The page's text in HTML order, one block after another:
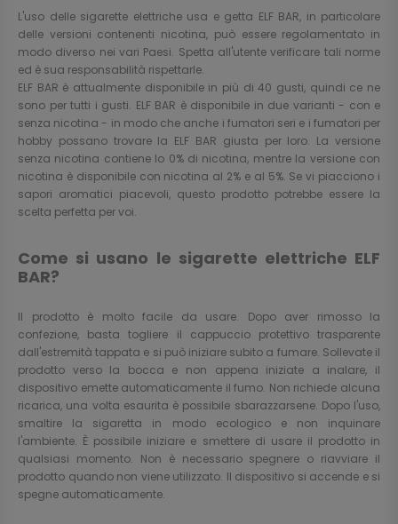
L'uso delle sigarette elettriche usa e getta ELF BAR, in particolare
delle versioni contenenti nicotina, può essere regolamentato in
modo diverso nei vari Paesi. Spetta all'utente verificare tali norme
ed è sua responsabilità rispettarle.
ELF BAR è attualmente disponibile in più di 40 gusti, quindi ce ne
sono per tutti i gusti. ELF BAR è disponibile in due varianti - con e
senza nicotina - in modo che anche i fumatori seri e i fumatori per
hobby possano trovare la ELF BAR giusta per loro. La versione
senza nicotina contiene lo 0% di nicotina, mentre la versione con
nicotina è disponibile con nicotina al 2% e al 5%. Se vi piacciono i
sapori aromatici piacevoli, questo prodotto potrebbe essere la
scelta perfetta per voi.
Come si usano le sigarette elettriche ELF
BAR?
Il prodotto è molto facile da usare. Dopo aver rimosso la
confezione, basta togliere il cappuccio protettivo trasparente
dall'estremità tappata e si può iniziare subito a fumare. Sollevate il
prodotto verso la bocca e non appena iniziate a inalare, il
dispositivo emette automaticamente il fumo. Non richiede alcuna
ricarica, una volta esaurita è possibile sbarazzarsene. Dopo l'uso,
smaltire la sigaretta in modo ecologico e non inquinare
l'ambiente. È possibile iniziare e smettere di usare il prodotto in
qualsiasi momento. Non è necessario spegnere o riavviare il
prodotto quando non viene utilizzato. Il dispositivo si accende e si
spegne automaticamente.